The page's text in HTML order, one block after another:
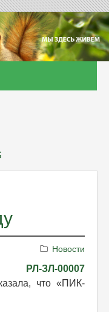
Новости
РЛ-ЗЛ-00007
что «ПИК-